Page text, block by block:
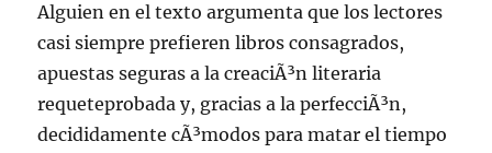
Alguien en el texto argumenta que los lectores
casi siempre prefieren libros consagrados,
apuestas seguras a la creaciÃ³n literaria
requeteprobada y, gracias a la perfecciÃ³n,
decididamente cÃ³modos para matar el tiempo